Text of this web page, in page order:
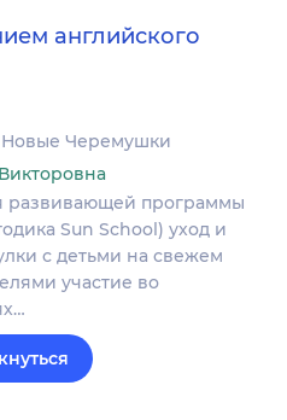
английского
Новые Черемушки
развивающей программы
Sun School) уход и
с детьми на свежем
участие во